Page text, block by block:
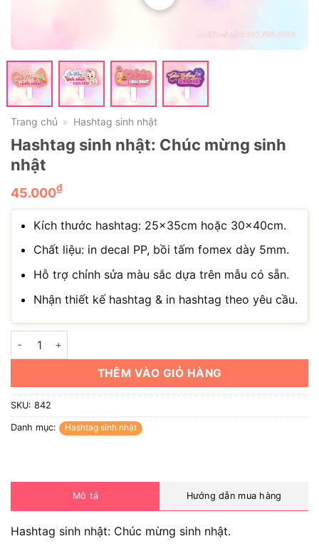
Trang chủ » Hashtag sinh nhật
Hashtag sinh nhật: Chúc mừng sinh
nhật
45.000₫
Kích thước hashtag: 25x35cm hoặc 30x40cm.
Chất liệu: in decal PP, bồi tấm fomex dày 5mm.
Hỗ trợ chỉnh sửa màu sắc dựa trên mẫu có sẵn.
Nhận thiết kế hashtag & in hashtag theo yêu cầu.
Hashtag sinh nhật: Chúc mừng sinh nhật số lượng
THÊM VÀO GIỎ HÀNG
SKU: 842
Danh mục: Hashtag sinh nhật
Mô tả Hướng dẫn mua hàng
Hashtag sinh nhật: Chúc mừng sinh nhật.